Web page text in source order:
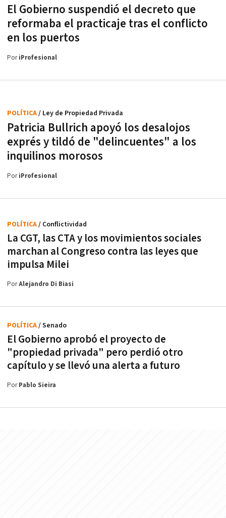
El Gobierno suspendió el decreto que
reformaba el practicaje tras el conflicto
en los puertos
PoriProfesional
Patricia Bullrich apoyó los desalojos
exprés y tildó de "delincuentes" a los
inquilinos morosos
POLÍTICA/ Ley de Propiedad Privada
PoriProfesional
La CGT, las CTA y los movimientos sociales
marchan al Congreso contra las leyes que
impulsa Milei
POLÍTICA/ Conflictividad
PorAlejandro Di Biasi
El Gobierno aprobó el proyecto de
"propiedad privada" pero perdió otro
capítulo y se llevó una alerta a futuro
POLÍTICA/ Senado
PorPablo Sieira